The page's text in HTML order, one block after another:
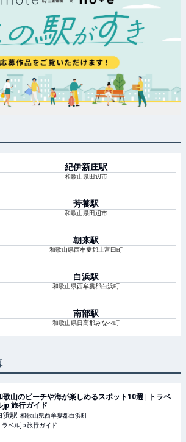
紀伊新庄駅
和歌山県田辺市
芳養駅
和歌山県田辺市
朝来駅
和歌山県西牟婁郡上富田町
白浜駅
和歌山県西牟婁郡白浜町
南部駅
和歌山県日高郡みなべ町
歌山のビーチや海が楽しめるスポット10選 | トラベ
jp 旅行ガイド
浜駅 和歌山県西牟婁郡白浜町
ラベルjp 旅行ガイド